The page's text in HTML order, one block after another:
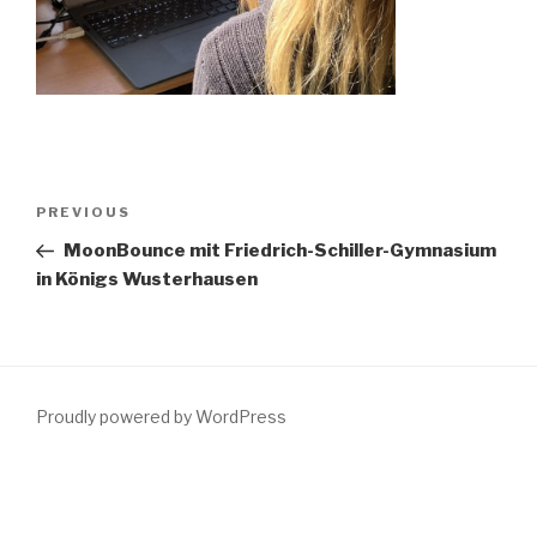
Post
Previous
Post
PREVIOUS
MoonBounce mit Friedrich-Schiller-Gymnasium
in Königs Wusterhausen
Proudly powered by WordPress